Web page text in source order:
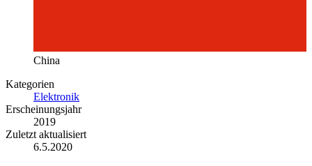
China
Kategorien
Elektronik
Erscheinungsjahr
2019
Zuletzt aktualisiert
6.5.2020